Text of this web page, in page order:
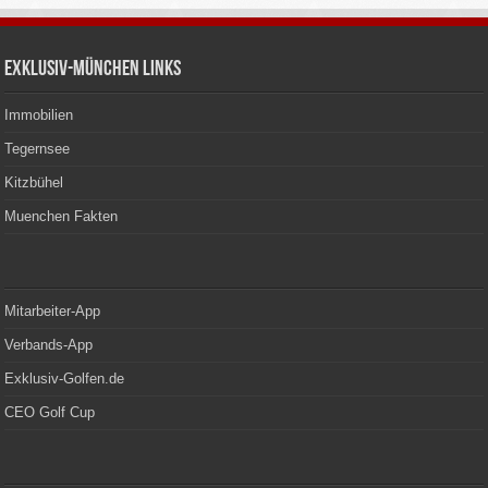
Exklusiv-München Links
Immobilien
Tegernsee
Kitzbühel
Muenchen Fakten
Mitarbeiter-App
Verbands-App
Exklusiv-Golfen.de
CEO Golf Cup